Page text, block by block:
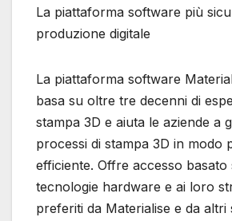
La piattaforma software più
produzione digitale
La piattaforma software
basa su oltre tre decenni di
stampa 3D e aiuta le aziende a
processi di stampa 3D in modo
efficiente. Offre accesso
tecnologie hardware e ai loro
preferiti da Materialise e da altri